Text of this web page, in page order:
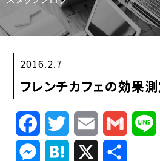
2016.2.7
フレンチカフェの効果
FacebookTwitterEmail Gmail
Messenger
Hatena